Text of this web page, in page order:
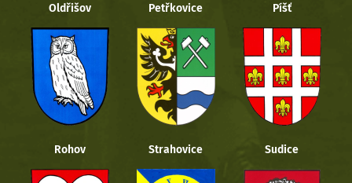
Oldřišov Petřkovice Píšť
Rohov Strahovice Sudice